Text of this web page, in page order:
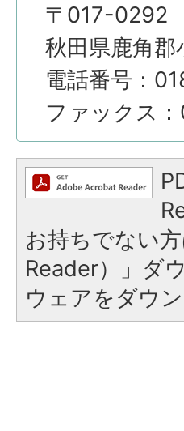
〒017-0292
秋田県鹿角
電話番号：
ファックス
お持ちでない
Reader）」ダ
ウェアをダウ